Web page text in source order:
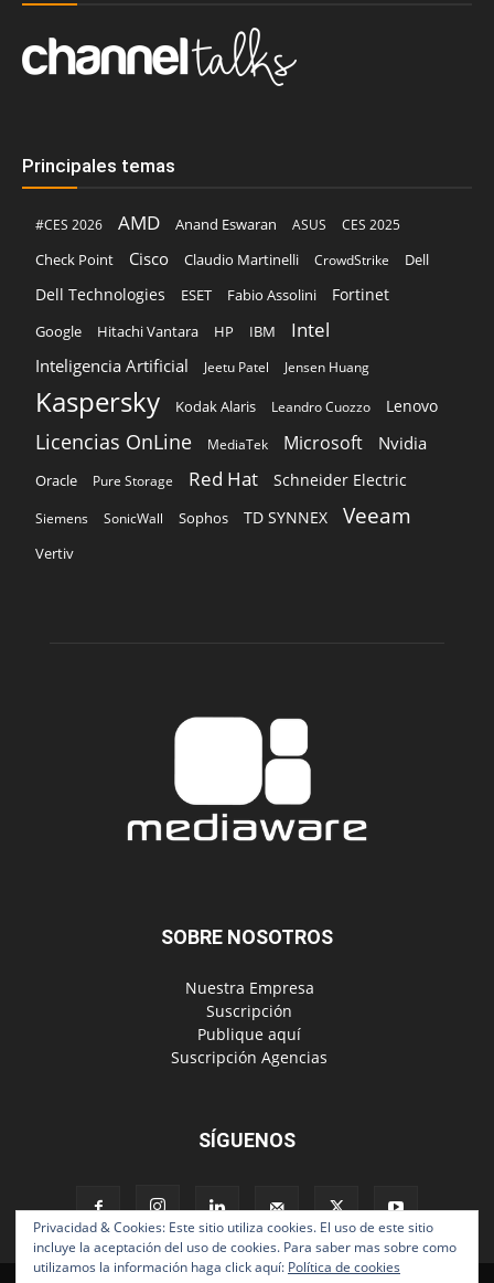
Principales temas
#CES 2026 AMD Anand Eswaran ASUS
CES 2025
Check Point
Cisco Claudio Martinelli CrowdStrike Dell
Dell Technologies ESET Fabio Assolini Fortinet
Google Hitachi Vantara HP IBM Intel
Inteligencia Artificial Jeetu Patel Jensen Huang
Kaspersky Kodak Alaris Leandro Cuozzo Lenovo
Licencias OnLine MediaTek Microsoft Nvidia
Oracle Pure Storage Red Hat Schneider Electric
Siemens SonicWall Sophos TD SYNNEX Veeam
Vertiv
SOBRE NOSOTROS
‎ Nuestra Empresa
‎ Suscripción
‎ Publique aquí
‎ Suscripción Agencias
SÍGUENOS
Privacidad & Cookies: Este sitio utiliza cookies. El uso de este sitio
incluye la aceptación del uso de cookies. Para saber mas sobre como
utilizamos la información haga click aquí: Política de cookies